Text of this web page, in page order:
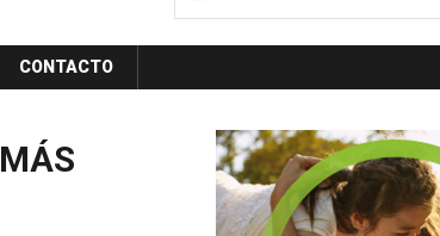
CONTACTO
MÁS